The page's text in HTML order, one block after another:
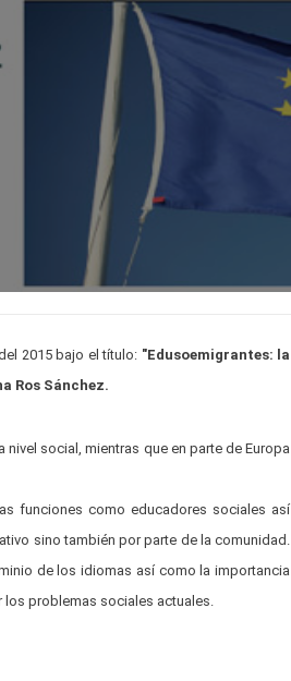
2015 bajo el título: "Edusoemigrantes: la
Ros Sánchez.
social, mientras que en parte de Europa
funciones como educadores sociales así
sino también por parte de la comunidad.
de los idiomas así como la importancia
los problemas sociales actuales.